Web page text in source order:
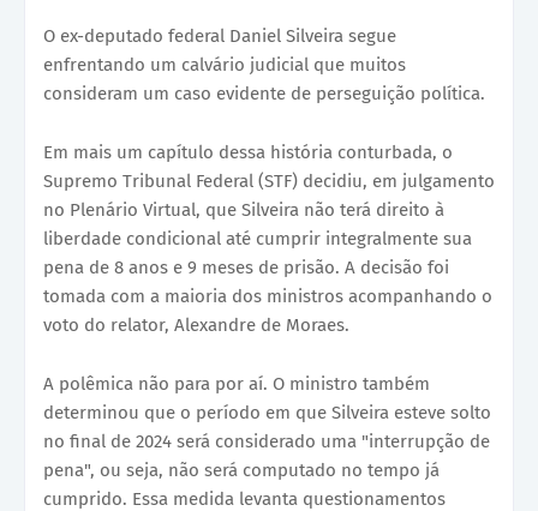
O ex-deputado federal Daniel Silveira segue
enfrentando um calvário judicial que muitos
consideram um caso evidente de perseguição política.
Em mais um capítulo dessa história conturbada, o
Supremo Tribunal Federal (STF) decidiu, em julgamento
no Plenário Virtual, que Silveira não terá direito à
liberdade condicional até cumprir integralmente sua
pena de 8 anos e 9 meses de prisão. A decisão foi
tomada com a maioria dos ministros acompanhando o
voto do relator, Alexandre de Moraes.
A polêmica não para por aí. O ministro também
determinou que o período em que Silveira esteve solto
no final de 2024 será considerado uma "interrupção de
pena", ou seja, não será computado no tempo já
cumprido. Essa medida levanta questionamentos